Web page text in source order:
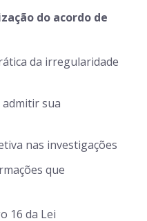
do acordo de
da irregularidade
sua
nas investigações
que
16 da Lei